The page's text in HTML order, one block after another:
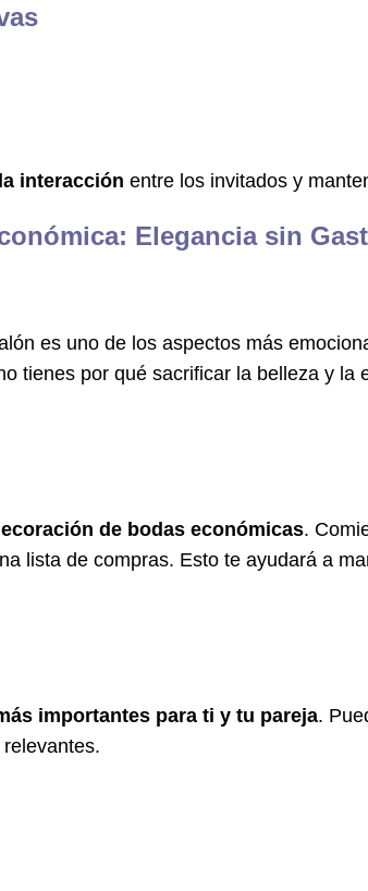
interacción entre los invitados y
Elegancia sin
es uno de los aspectos más
tienes por qué sacrificar la belleza y la
de bodas económicas.
lista de compras. Esto te ayudará a
importantes para ti y tu pareja.